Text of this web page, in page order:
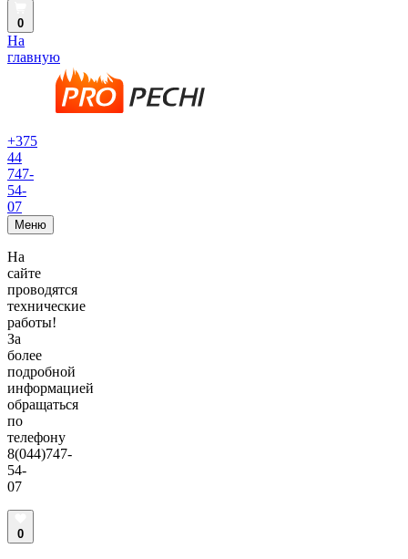
0
На
главную
+375
44
747-
54-
07
Меню
На
сайте
проводятся
технические
работы!
За
более
подробной
информацией
обращаться
по
телефону
8(044)747-
54-
07
0